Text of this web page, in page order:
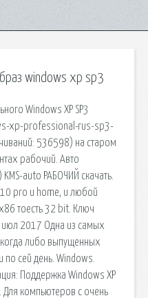
windows xp sp3
Windows XP SP3
xp-professional-rus-sp3-
536598) на старом
рабочий. Авто
auto РАБОЧИЙ скачать.
10 pro и home, и любой
тоесть 32 bit. Ключ
июл 2017 Одна из самых
либо выпущенных
сей день. Windows.
Поддержка Windows XP
компьютеров с очень